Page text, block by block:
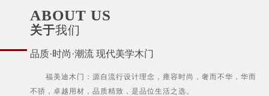
ABOUT US
关于我们
品质·时尚·潮流 现代美学木门
福美迪木门：源自流行设计理念，雍容时尚，奢而不华，华而
不骄，卓越用材，品质精致，是品位生活之选。